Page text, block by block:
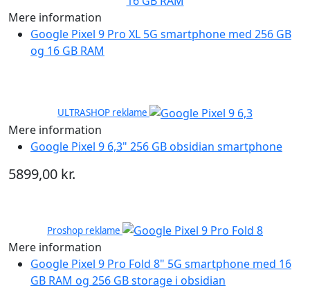
Mere information
Google Pixel 9 Pro XL 5G smartphone med 256 GB
og 16 GB RAM
ULTRASHOP reklame
Mere information
Google Pixel 9 6,3" 256 GB obsidian smartphone
5899,00 kr.
Proshop reklame
Mere information
Google Pixel 9 Pro Fold 8" 5G smartphone med 16
GB RAM og 256 GB storage i obsidian